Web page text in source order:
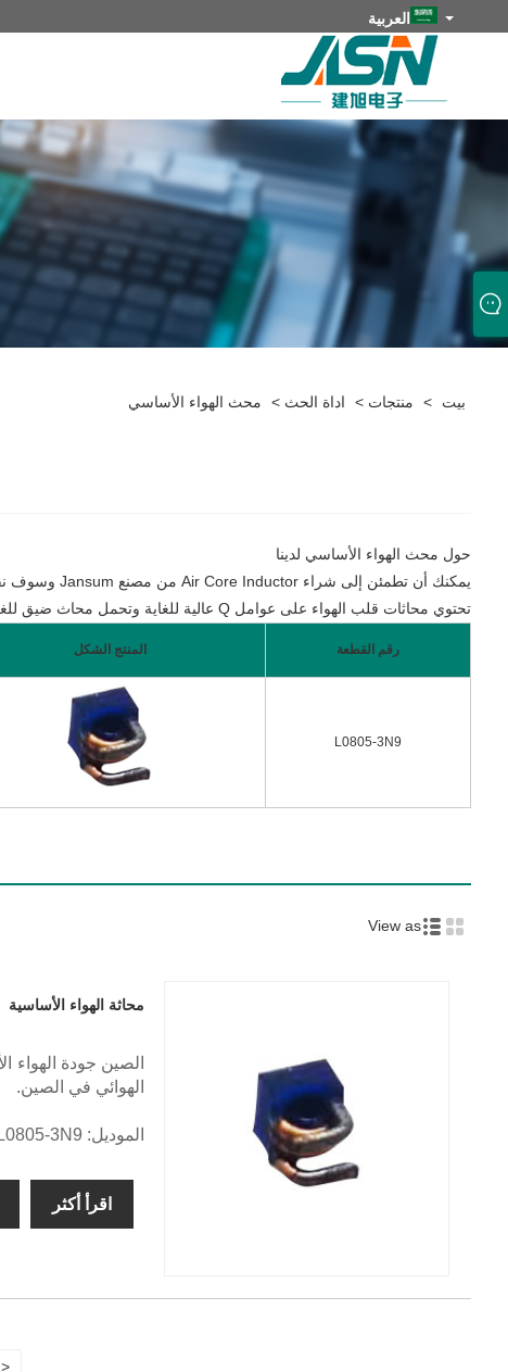
العربية
بيت > منتجات > اداة الحث > محث الهواء الأساسي
حول محث الهواء الأساسي لدينا
يمكنك أن تطمئن إلى شراء Air Core Inductor من مصنع Jansum وسوف نقدم لك أفضل خدمة ما بعد البيع والتسليم في الوقت المناسب.
تحتوي محاثات قلب الهواء على عوامل Q عالية للغاية وتحمل محاث ضيق للغاية ، مما يجعلها مناسبة لتطبيقات مطابقة وضبط مضخم التردد اللاسلكي الضيق النطاق.
رقم القطعة المنتج الشكل
L0805-3N9
View as
محاثة الهواء الأساسية
الهوائي في الصين.
الموديل: L0805-3N9
اقرأ أكثر
<